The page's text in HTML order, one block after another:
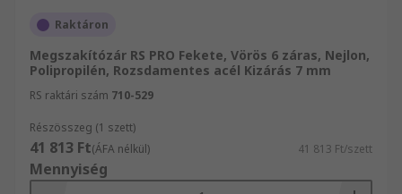
elektromos áramkörökben dolgozó személyek
Kábellezárások
A kábelrögzítések ideálisak a nagyobb
berendezésekhez, vagy ahol több elemet kell
elkülöníteni. A kábel a berendezés köré
szerelhető, és biztonsági lakat van felszerelve.
Raktáron
Megszakítózár RS PRO Fekete, Vörös 6 záras, Nejlon,
Polipropilén, Rozsdamentes acél Kizárás 7 mm
RS raktári szám 710-529
Részösszeg (1 szett)
41 813 Ft(ÁFA nélkül) 41 813 Ft/szett
Mennyiség